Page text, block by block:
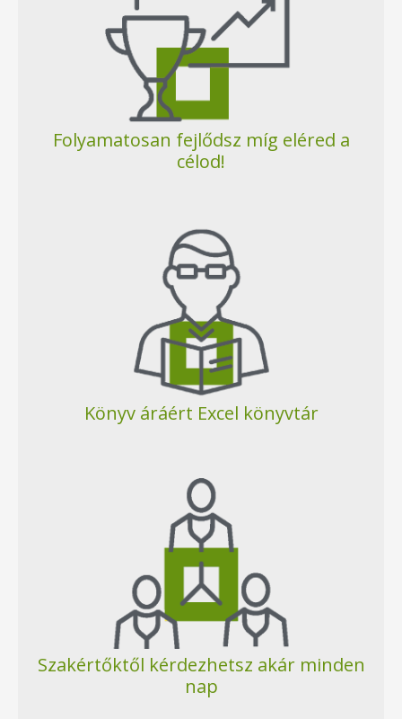
Folyamatosan fejlődsz míg eléred a
célod!
Könyv áráért Excel könyvtár
Szakértőktől kérdezhetsz akár minden
nap